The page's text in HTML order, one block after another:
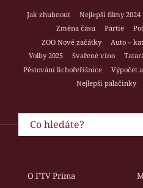
Jak zhubnout Nejlepší filmy 2024
Změna času
Partie
ZOO Nové začátky
Auto –
Volby 2025
Svařené víno
Pěstování lichořeřišnice
Výpočet
Nejlepší palačinky
O FTV Prima